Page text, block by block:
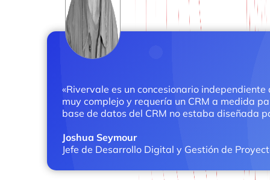
«Rivervale es un concesionario
muy complejo y requería un CRM a medida
base de datos del CRM no estaba diseñada
Joshua Seymour
Jefe de Desarrollo Digital y Gestión de